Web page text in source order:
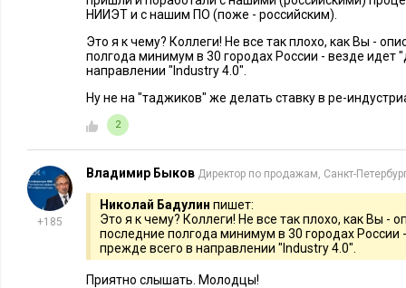
НИИЭТ и с нашим ПО (поже - российским).
Это я к чему? Коллеги! Не все так плохо, как Вы -
полгода минимум в 30 городах России - везде идет
направлении "Industry 4.0".
Ну не на "таджиков" же делать ставку в ре-
2
+185
Владимир Быков Директор по продажам, Санкт-
Николай Бадулин пишет:
Это я к чему? Коллеги! Не все так плохо, как Вы -
последние полгода минимум в 30 городах России
прежде всего в направлении "Industry 4.0".
Приятно слышать. Молодцы!